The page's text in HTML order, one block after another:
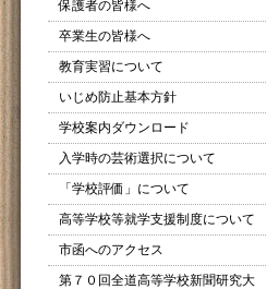
保護者の皆様へ
卒業生の皆様へ
教育実習について
いじめ防止基本方針
学校案内ダウンロード
入学時の芸術選択について
「学校評価」について
高等学校等就学支援制度について
市函へのアクセス
第７０回全道高等学校新聞研究大